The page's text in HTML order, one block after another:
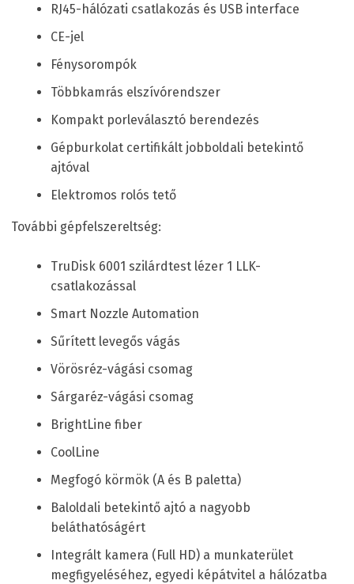
RJ45-hálózati csatlakozás és USB interface
CE-jel
Fénysorompók
Többkamrás elszívórendszer
Kompakt porleválasztó berendezés
Gépburkolat certifikált jobboldali betekintő
ajtóval
Elektromos rolós tető
További gépfelszereltség:
TruDisk 6001 szilárdtest lézer 1 LLK-
csatlakozással
Smart Nozzle Automation
Sűrített levegős vágás
Vörösréz-vágási csomag
Sárgaréz-vágási csomag
BrightLine fiber
CoolLine
Megfogó körmök (A és B paletta)
Baloldali betekintő ajtó a nagyobb
beláthatóságért
Integrált kamera (Full HD) a munkaterület
megfigyeléséhez, egyedi képátvitel a hálózatba